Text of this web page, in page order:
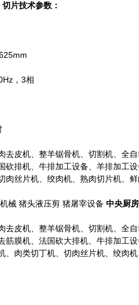
切片技术参数：
，3相
皮机、整羊锯骨机、切割机、全自
砍排机、牛排加工设备、羊排加工
肉丝片机、绞肉机、熟肉切片机、
猪头液压剪 猪屠宰设备 中央厨
皮机、整羊锯骨机、切割机、全自
筋膜机、法国砍大排机、牛排加工
、肉类切丁机、切肉丝片机、绞肉